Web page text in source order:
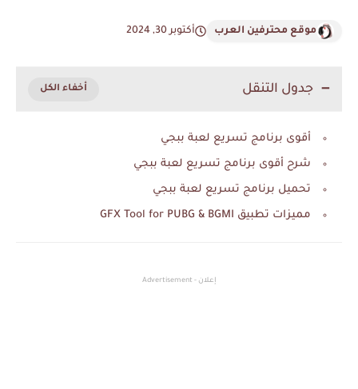
موقع محترفين العرب أكتوبر 30, 2024
جدول التنقل
أقوى برنامج تسريع لعبة ببجي
شرح أقوى برنامج تسريع لعبة ببجي
تحميل برنامج تسريع لعبة ببجي
مميزات تطبيق GFX Tool for PUBG & BGMI
إعلان - Advertisement